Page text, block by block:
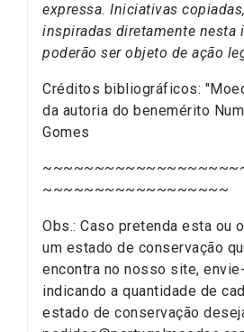
expressa. Iniciativas
inspiradas diretamente nesta
poderão ser objeto de ação
Créditos bibliográficos:
da autoria do benemérito
Gomes
~~~~~~~~~~~~~~~~~~
Obs.: Caso pretenda esta ou
um estado de conservação
encontra no nosso site,
indicando a quantidade de
estado de conservação